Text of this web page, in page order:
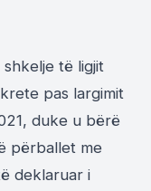
të ligjit
pas largimit
duke u bërë
përballet me
deklaruar i